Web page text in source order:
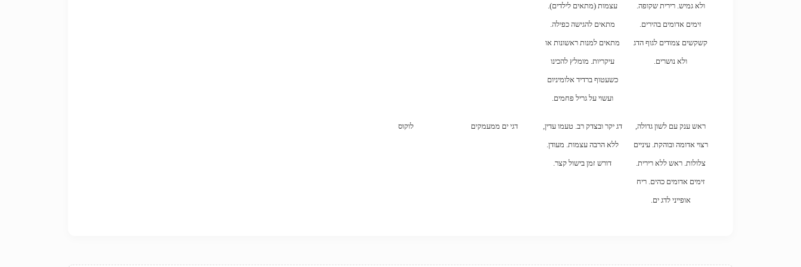
ולא גמיש. רירית שקופה.
זימים אדומים בהירים.
קשקשים צמודים לגוף הדג
ולא נושרים.
עצמות (מתאים לילדים).
מתאים להגישה כפילה.
מתאים למנות ראשונות או
עיקריות. מומלץ להכינו
כשעטוף ברדיד אלומיניום
ועשוי על גריל פחמים.
ראש ענק עם לשון גדולה,
רצוי אדומה ובוהקת. עיניים
צלולות. ראש ללא רירית.
זימים אדומים כהים. ריח
אופייני לדג ים.
דג יקר ובצדק רב. טעמו עדין,
ללא הרבה עצמות. מעודן.
דורש זמן בישול קצר.
דגי ים ממעמקים לוקוס